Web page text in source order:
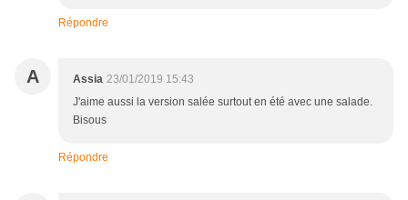
Répondre
A Assia 23/01/2019 15:43
J'aime aussi la version salée surtout en été avec une salade.
Bisous
Répondre